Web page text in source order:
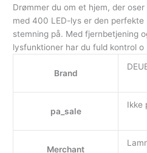
Drømmer du om et hjem, der
med 400 LED-lys er den
stemning på. Med fjernbetjening
lysfunktioner har du fuld kontrol o
Brand
pa_sale
Ikke
Merchant